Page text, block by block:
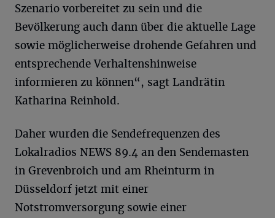
Szenario vorbereitet zu sein und die
Bevölkerung auch dann über die aktuelle Lage
sowie möglicherweise drohende Gefahren und
entsprechende Verhaltenshinweise
informieren zu können“, sagt Landrätin
Katharina Reinhold.
Daher wurden die Sendefrequenzen des
Lokalradios NEWS 89.4 an den Sendemasten
in Grevenbroich und am Rheinturm in
Düsseldorf jetzt mit einer
Notstromversorgung sowie einer